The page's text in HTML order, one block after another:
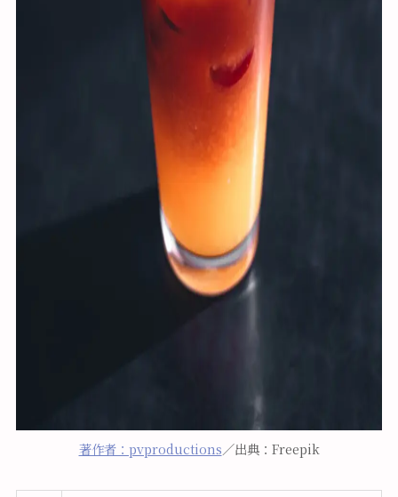
著作者：pvproductions／出典：Freepik